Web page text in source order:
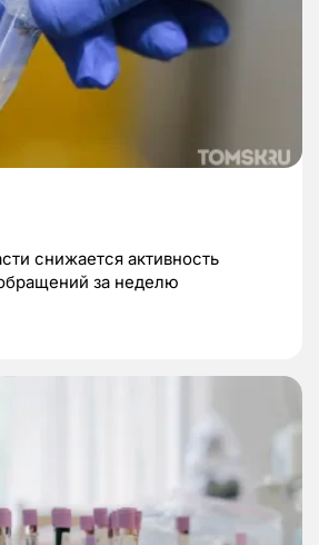
снижается активность
за неделю